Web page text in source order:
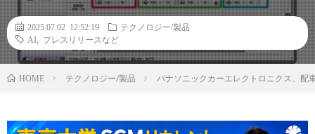
2025.07.02 12:52:19
テクノロジー/製品
AI
プレスリリースなど
HOME テクノロジー/製品 パナソニックカーエレクトロニクス、配